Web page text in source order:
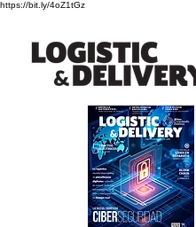
https://bit.ly/4oZ1tGz